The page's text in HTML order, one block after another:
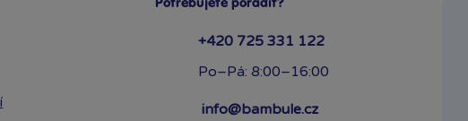
Potřebujete poradit?
+420 725 331 122
Po–Pá: 8:00–16:00
info@bambule.cz